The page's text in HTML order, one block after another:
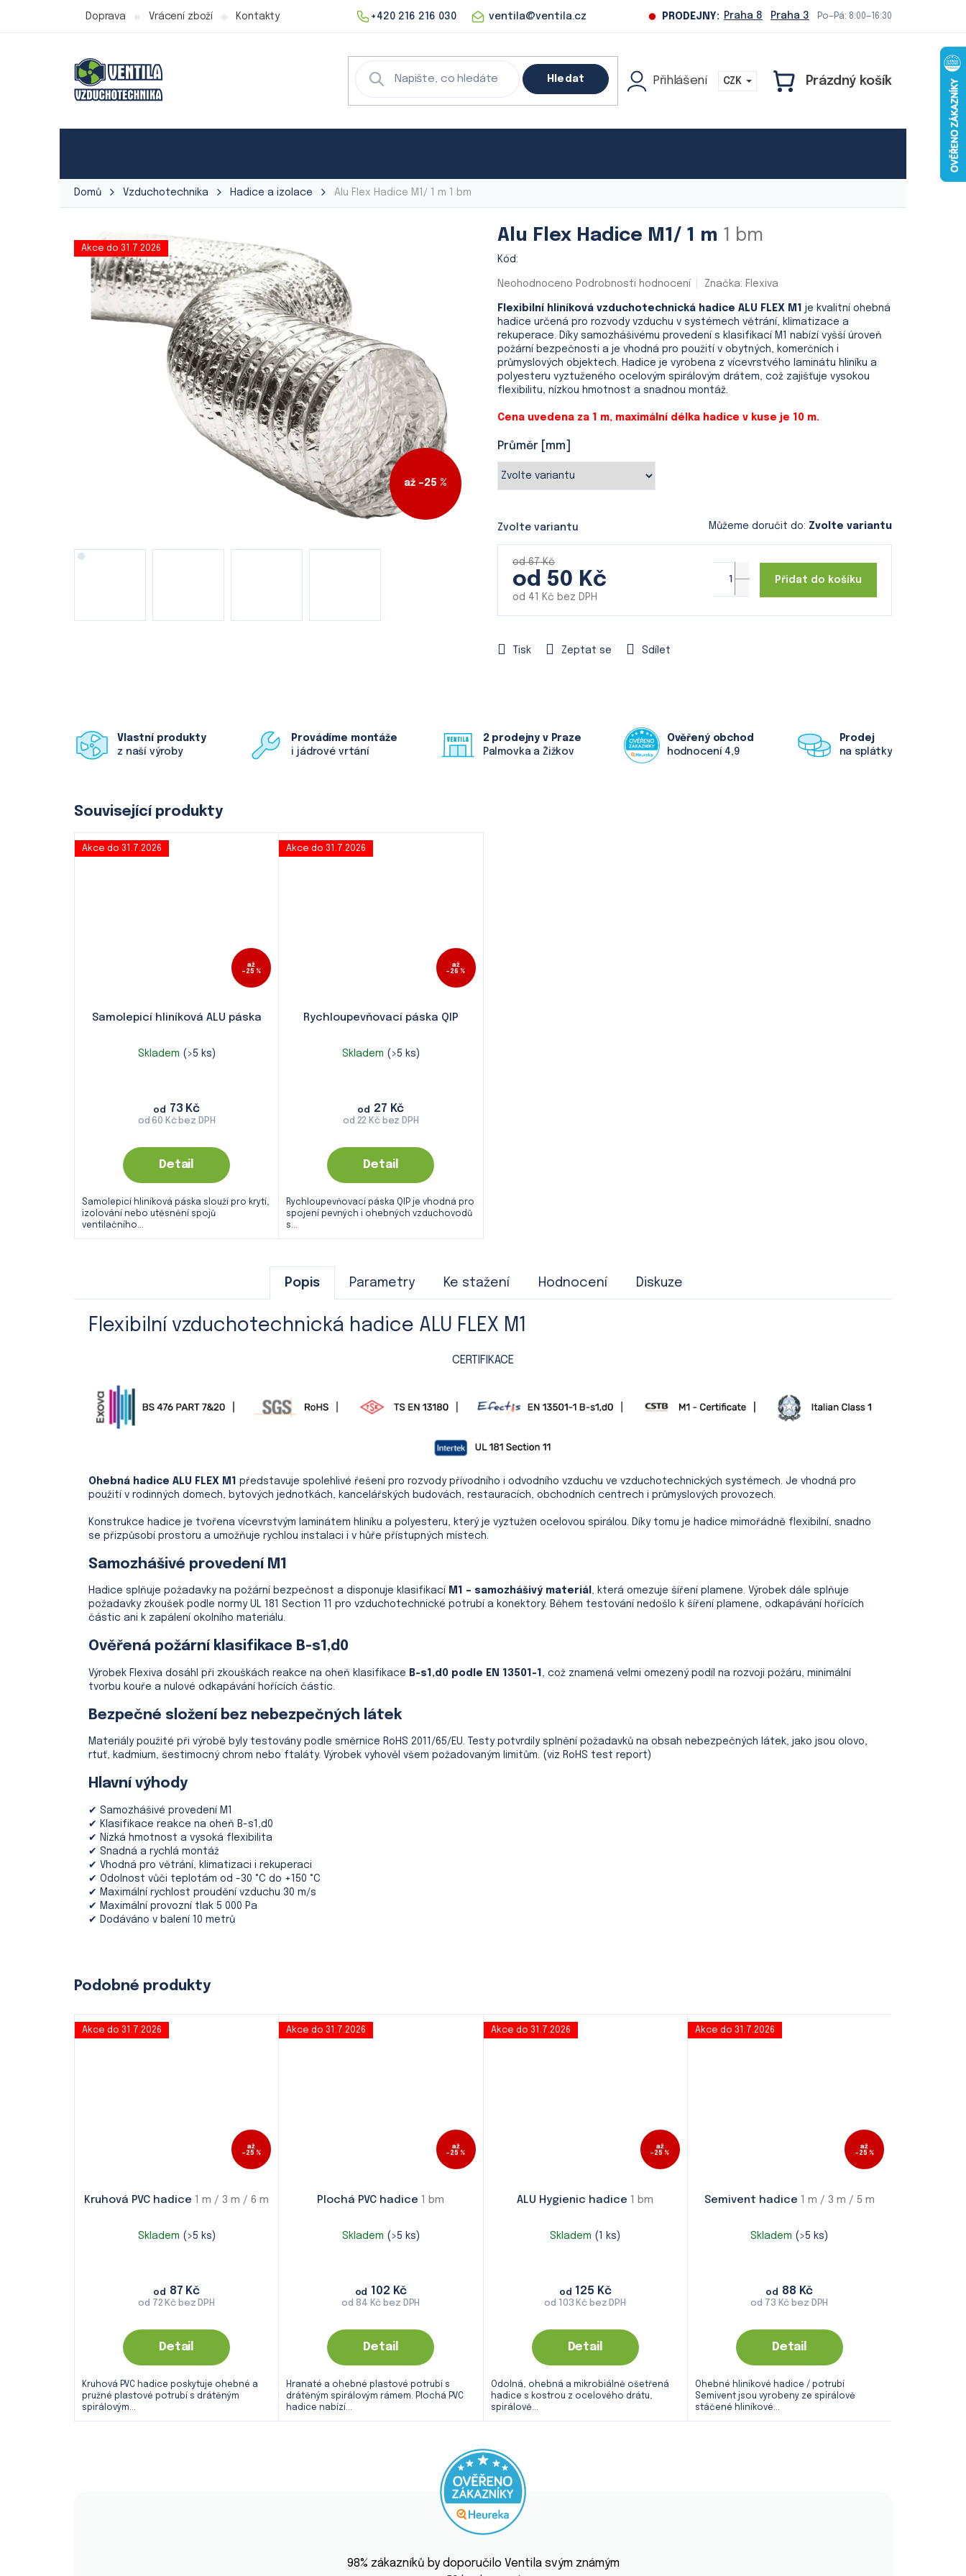
+420 216 216 030 ventila@ventila.cz
Doprava Vrácení zboží Kontakty PRODEJNY: Praha 8 Praha 3 Po—Pá: 8:00—16:30
Hledat CZK
NÁKUPNÍ
Prázdný košík
Domů Vzduchotechnika Hadice a izolace Alu Flex Hadice M1/ 1 m 1 bm
až –25 %
Akce do 31.7.2026
Průměr [mm]
Flexibilní hliníková vzduchotechnická hadice ALU FLEX M1 je kvalitní ohebná
hadice určená pro rozvody vzduchu v systémech větrání, klimatizace a
rekuperace. Díky samozhášivému provedení s klasifikací M1 nabízí vyšší úroveň
požární bezpečnosti a je vhodná pro použití v obytných, komerčních i
průmyslových objektech. Hadice je vyrobena z vícevrstvého laminátu hliníku a
polyesteru vyztuženého ocelovým spirálovým drátem, což zajišťuje vysokou
flexibilitu, nízkou hmotnost a snadnou montáž.
Cena uvedena za 1 m, maximální délka hadice v kuse je 10 m.
Tisk Zeptat se Sdílet
Alu Flex Hadice M1/ 1 m 1 bm
Kód:
Průměrné
produktu
je
0,0
z
5
hvězdiček.
Neohodnoceno Podrobnosti hodnocení Značka: Flexiva
Můžeme doručit do: Zvolte variantu
Zvolte variantu
od 67 Kč
od 50 Kč
od 41 Kč bez DPH
Přidat do košíku
Vlastní produkty
z naší výroby
Provádíme montáže
i jádrové vrtání
2 prodejny v Praze
Palmovka a Žižkov
Ověřený obchod
hodnocení 4,9
Prodej
na splátky
Související produkty
Akce do 31.7.2026
až
–25 %
Samolepicí hliníková ALU páska
Skladem (>5 ks)
od 60 Kč bez DPH
od 73 Kč
Detail
Samolepicí hliníková páska slouží pro krytí,
izolování nebo utěsnění spojů
ventilačního...
Akce do 31.7.2026
až
–26 %
Rychloupevňovací páska QIP
Skladem (>5 ks)
od 22 Kč bez DPH
od 27 Kč
Detail
Rychloupevňovací páska QIP je vhodná pro
spojení pevných i ohebných vzduchovodů
s...
Popis Parametry Ke stažení Hodnocení Diskuze
Flexibilní vzduchotechnická hadice ALU FLEX M1
CERTIFIKACE
Ohebná hadice ALU FLEX M1 představuje spolehlivé řešení pro rozvody přívodního i odvodního vzduchu ve vzduchotechnických systémech. Je vhodná pro
použití v rodinných domech, bytových jednotkách, kancelářských budovách, restauracích, obchodních centrech i průmyslových provozech.
Konstrukce hadice je tvořena vícevrstvým laminátem hliníku a polyesteru, který je vyztužen ocelovou spirálou. Díky tomu je hadice mimořádně flexibilní, snadno
se přizpůsobí prostoru a umožňuje rychlou instalaci i v hůře přístupných místech.
Samozhášivé provedení M1
Hadice splňuje požadavky na požární bezpečnost a disponuje klasifikací M1 – samozhášivý materiál , která omezuje šíření plamene. Výrobek dále splňuje
požadavky zkoušek podle normy UL 181 Section 11 pro vzduchotechnické potrubí a konektory. Během testování nedošlo k šíření plamene, odkapávání hořících
částic ani k zapálení okolního materiálu.
Ověřená požární klasifikace B-s1,d0
Výrobek Flexiva dosáhl při zkouškách reakce na oheň klasifikace B-s1,d0 podle EN 13501-1
, což znamená velmi omezený podíl na rozvoji požáru, minimální
tvorbu kouře a nulové odkapávání hořících částic.
Bezpečné složení bez nebezpečných látek
Materiály použité při výrobě byly testovány podle směrnice RoHS 2011/65/EU. Testy potvrdily splnění požadavků na obsah nebezpečných látek, jako jsou olovo,
rtuť, kadmium, šestimocný chrom nebo ftaláty. Výrobek vyhověl všem požadovaným limitům. (viz RoHS test report)
Hlavní výhody
✔ Samozhášivé provedení M1
✔ Klasifikace reakce na oheň B-s1,d0
✔ Nízká hmotnost a vysoká flexibilita
✔ Snadná a rychlá montáž
✔ Vhodná pro větrání, klimatizaci i rekuperaci
✔ Odolnost vůči teplotám od -30 °C do +150 °C
✔ Maximální rychlost proudění vzduchu 30 m/s
✔ Maximální provozní tlak 5 000 Pa
✔ Dodáváno v balení 10 metrů
Akce do 31.7.2026
až
–25 %
Kruhová PVC hadice1 m / 3 m / 6 m
Skladem (>5 ks)
od 72 Kč bez DPH
od 87 Kč
Detail
Kruhová PVC hadice poskytuje ohebné a
pružné plastové potrubí s drátěným
spirálovým...
Akce do 31.7.2026
až
–25 %
Plochá PVC hadice1 bm
Skladem (>5 ks)
od 84 Kč bez DPH
od 102 Kč
Detail
Hranaté a ohebné plastové potrubí s
drátěným spirálovým rámem. Plochá PVC
hadice nabízí...
Akce do 31.7.2026
až
–25 %
ALU Hygienic hadice1 bm
Skladem (1 ks)
od 103 Kč bez DPH
od 125 Kč
Detail
Odolná, ohebná a mikrobiálně ošetřená
hadice s kostrou z ocelového drátu,
spirálově...
Akce do 31.7.2026
až
–25 %
Semivent hadice 1 m / 3 m / 5 m
Skladem (>5 ks)
od 73 Kč bez DPH
od 88 Kč
Detail
Ohebné hliníkové hadice / potrubí
Semivent jsou vyrobeny ze spirálově
stáčené hliníkové...
hodnocení
obchodu
98% zákazníků by doporučilo Ventila svým známým